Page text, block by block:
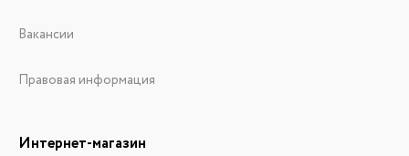
Вакансии
Правовая информация
Интернет-магазин